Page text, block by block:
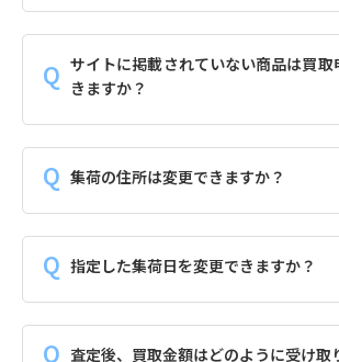
サイトに掲載されていない商品は買取
きますか？
集荷の住所は変更できますか？
指定した集荷日を変更できますか？
査定後、買取金額はどのように受け取